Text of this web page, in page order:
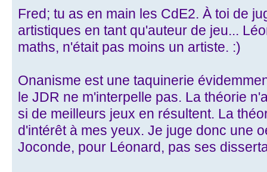
Fred; tu as en main les CdE2. À toi de
artistiques en tant qu'auteur de jeu...
maths, n'était pas moins un artiste. :)
Onanisme est une taquinerie
le JDR ne m'interpelle pas. La théorie
si de meilleurs jeux en résultent. La
d'intérêt à mes yeux. Je juge donc une
Joconde, pour Léonard, pas ses